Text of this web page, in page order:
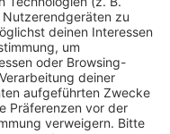
und schicke